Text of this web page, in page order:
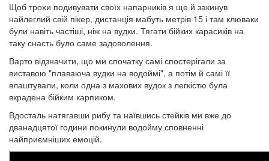
Щоб трохи подивувати своїх напарників я ще й закинув
найлеглий свій пікер, дистанція мабуть метрів 15 і там клюваки
були навіть частіші, ніж на вудки. Тягати бійких карасиків на
таку снасть було саме задоволення.
Варто відзначити, що ми спочатку самі спостерігали за
виставою "плаваюча вудки на водоймі", а потім й самі її
влаштували, коли одна з махових вудок з легкістю була
вкрадена бійким карпиком.
Вдосталь натягавши рибу та наївшись стейків ми вже до
дванадцятої години покинули водойму сповненні
найприємніших емоцій.